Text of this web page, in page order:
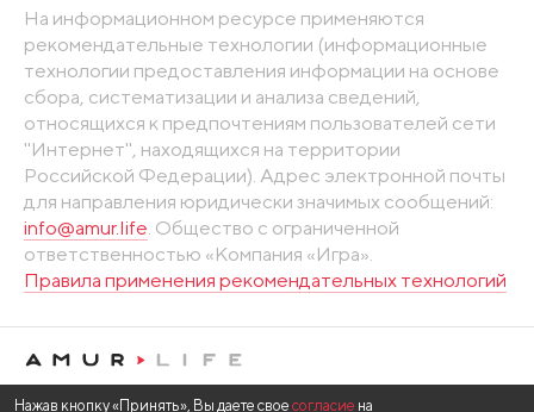
На информационном ресурсе применяются
рекомендательные технологии (информационные
технологии предоставления информации на основе
сбора, систематизации и анализа сведений,
относящихся к предпочтениям пользователей сети
"Интернет", находящихся на территории
Российской Федерации). Адрес электронной почты
для направления юридически значимых сообщений:
info@amur.life. Общество с ограниченной
ответственностью «Компания «Игра».
Правила применения рекомендательных технологий
Нажав кнопку «Принять», Вы даете свое согласие на